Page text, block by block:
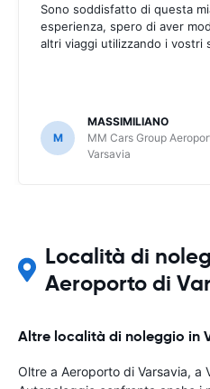
Sono soddisfatto di questa
esperienza, spero di aver
altri viaggi utilizzando i vostri
M
MASSIMILIANO
MM Cars Group
Varsavia
Località di
Aeroporto di
Altre località di noleggio in
Oltre a Aeroporto di Varsavia, a